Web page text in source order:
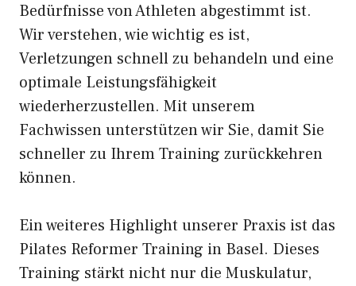
Bedürfnisse von Athleten abgestimmt ist.
Wir verstehen, wie wichtig es ist,
Verletzungen schnell zu behandeln und eine
optimale Leistungsfähigkeit
wiederherzustellen. Mit unserem
Fachwissen unterstützen wir Sie, damit Sie
schneller zu Ihrem Training zurückkehren
können.
Ein weiteres Highlight unserer Praxis ist das
Pilates Reformer Training in Basel. Dieses
Training stärkt nicht nur die Muskulatur,